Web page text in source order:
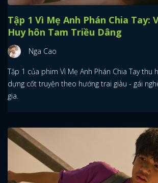
Tập 1 Vì Mẹ Anh Phán Chia Tay:
Huy hôn Tam Triều Dâng
Nga Cao
Tập 1 của phim Vì Mẹ Anh Phán Chia Tay thu
dựng cốt truyện theo hướng trai giàu - gái
gia.